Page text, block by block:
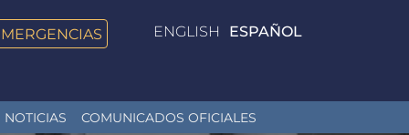
ENGLISH ESPAÑOL
NOTICIAS COMUNICADOS OFICIALES